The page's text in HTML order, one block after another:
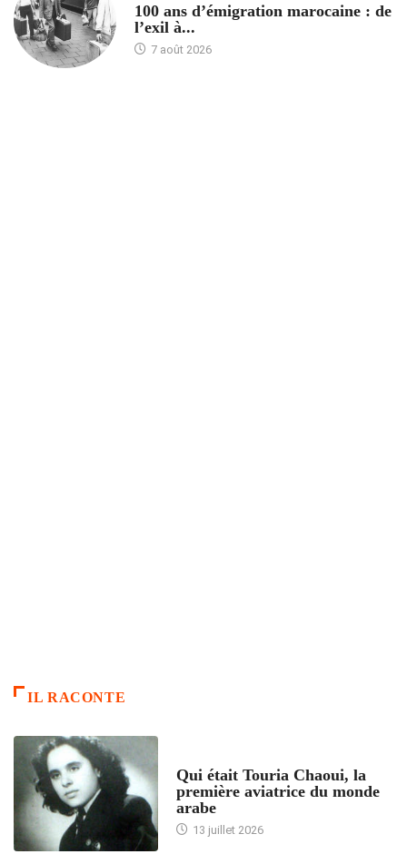
100 ans d’émigration marocaine : de
l’exil à...
7 août 2026
IL RACONTE
Qui était Touria Chaoui, la
première aviatrice du monde
arabe
13 juillet 2026